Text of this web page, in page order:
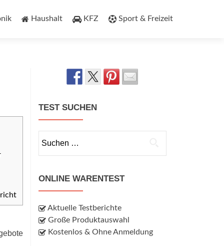
Haushalt KFZ Sport & Freizeit
TEST SUCHEN
nach:
ONLINE WARENTEST
Aktuelle Testberichte
Große Produktauswahl
Kostenlos & Ohne Anmeldung